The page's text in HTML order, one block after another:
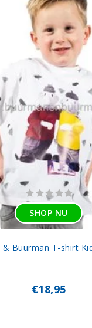
SHOP NU
& Buurman T-shirt
€18,95